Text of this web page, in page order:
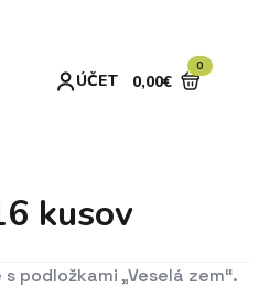
ÚČET 0,00€
0
kusov
„Veselá zem“.